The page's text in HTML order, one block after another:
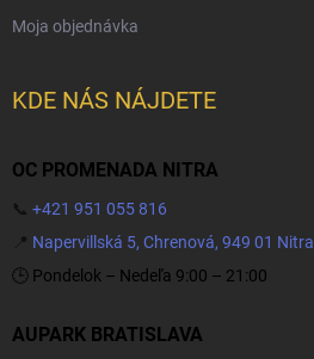
Moja objednávka
KDE NÁS NÁJDETE
OC PROMENADA NITRA
📞 +421 951 055 816
📍 Napervillská 5, Chrenová, 949 01 Nitra
🕒 Pondelok – Nedeľa 9:00 – 21:00
AUPARK BRATISLAVA